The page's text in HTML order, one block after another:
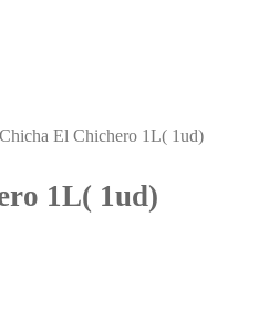
Chicha El Chichero 1L( 1ud)
1L( 1ud)